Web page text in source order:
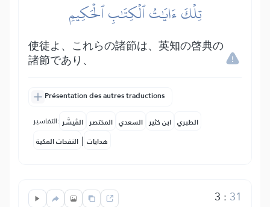
تِلۡكَ ءَايَٰتُ ٱلۡكِتَٰبِ ٱلۡحَكِيمِ
使徒よ、これらの諸節は、英知の啓典の
諸節であり、
Présentation des autres traductions
التفاسير: المُيسَّر المختصر السعدي ابن كثير الطبري
النفحات المكية | هدايات
3 : 31